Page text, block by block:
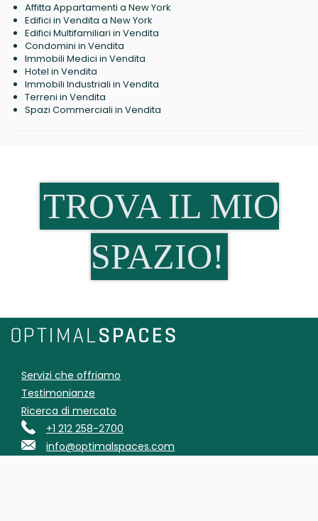
Affitta Appartamenti a New York
Edifici in Vendita a New York
Edifici Multifamiliari in Vendita
Condomini in Vendita
Immobili Medici in Vendita
Hotel in Vendita
Immobili Industriali in Vendita
Terreni in Vendita
Spazi Commerciali in Vendita
TROVA IL MIO
SPAZIO!
Servizi che offriamo
Testimonianze
Ricerca di mercato
+1 212 258-2700
info@optimalspaces.com